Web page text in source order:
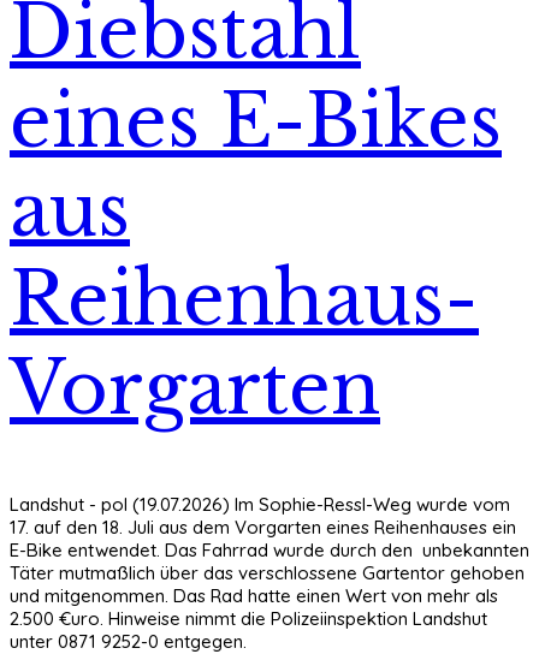
Diebstahl
eines E-Bikes
aus
Reihenhaus-
Vorgarten
Landshut - pol (19.07.2026) Im Sophie-Ressl-Weg wurde vom
17. auf den 18. Juli aus dem Vorgarten eines Reihenhauses ein
E-Bike entwendet. Das Fahrrad wurde durch den unbekannten
Täter mutmaßlich über das verschlossene Gartentor gehoben
und mitgenommen. Das Rad hatte einen Wert von mehr als
2.500 €uro. Hinweise nimmt die Polizeiinspektion Landshut
unter 0871 9252-0 entgegen.